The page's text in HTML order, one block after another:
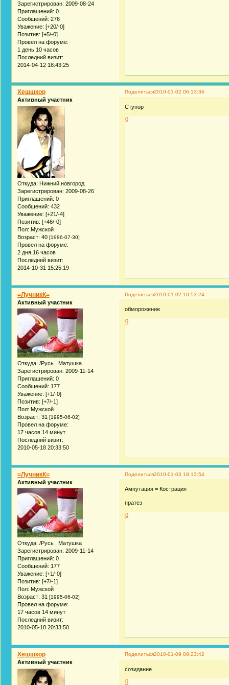
Зарегистрирован: 2009-08-24
Приглашений: 0
Сообщений: 276
Уважение: [+20/-0]
Позитив: [+5/-0]
Провел на форуме:
1 день 10 часов
Последний визит:
2014-04-12 18:43:25
Поделиться2010-01-02 06:13:36
Хешшкор
Активный участник
Откуда: Нижний новгород
Зарегистрирован: 2009-08-26
Приглашений: 0
Сообщений: 432
Уважение: [+21/-4]
Позитив: [+46/-0]
Пол: Мужской
Возраст: 40 [1986-07-30]
Провел на форуме:
2 дня 16 часов
Последний визит:
2014-10-31 15:25:19
Ступор
0
Поделиться2010-01-02 10:53:24
=ЛучникК=
Активный участник
Откуда: /Русь , Матушка
Зарегистрирован: 2009-11-14
Приглашений: 0
Сообщений: 177
Уважение: [+1/-0]
Позитив: [+7/-1]
Пол: Мужской
Возраст: 31 [1995-06-02]
Провел на форуме:
17 часов 14 минут
Последний визит:
2010-05-18 20:33:50
обморожение
0
Поделиться2010-01-03 18:13:54
=ЛучникК=
Активный участник
Откуда: /Русь , Матушка
Зарегистрирован: 2009-11-14
Приглашений: 0
Сообщений: 177
Уважение: [+1/-0]
Позитив: [+7/-1]
Пол: Мужской
Возраст: 31 [1995-06-02]
Провел на форуме:
17 часов 14 минут
Последний визит:
2010-05-18 20:33:50
Ампутация = Кострация
пратез
0
Поделиться2010-01-09 08:23:42
Хешшкор
Активный участник
созидание
0